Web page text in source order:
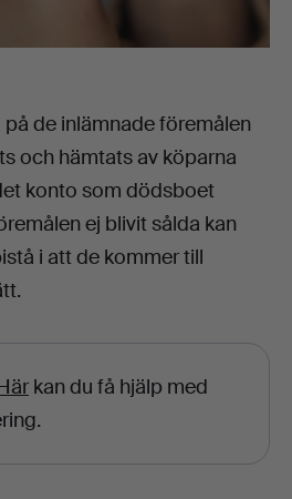
de inlämnade föremålen
och hämtats av köparna
konto som dödsboet
ej blivit sålda kan
i att de kommer till
kan du få hjälp med